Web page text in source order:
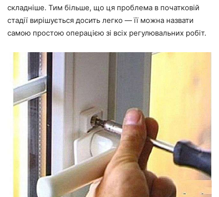
складніше. Тим більше, що ця проблема в початковій
стадії вирішується досить легко — її можна назвати
самою простою операцією зі всіх регулювальних робіт.